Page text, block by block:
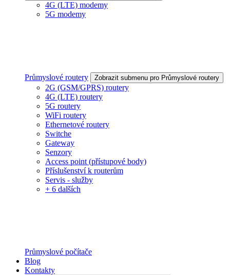
4G (LTE) modemy
5G modemy
Průmyslové routery Zobrazit submenu pro Průmyslové routery
2G (GSM/GPRS) routery
4G (LTE) routery
5G routery
WiFi routery
Ethernetové routery
Switche
Gateway
Senzory
Access point (přístupové body)
Příslušenství k routerům
Servis - služby
+ 6 dalších
Průmyslové počítače
Blog
Kontakty